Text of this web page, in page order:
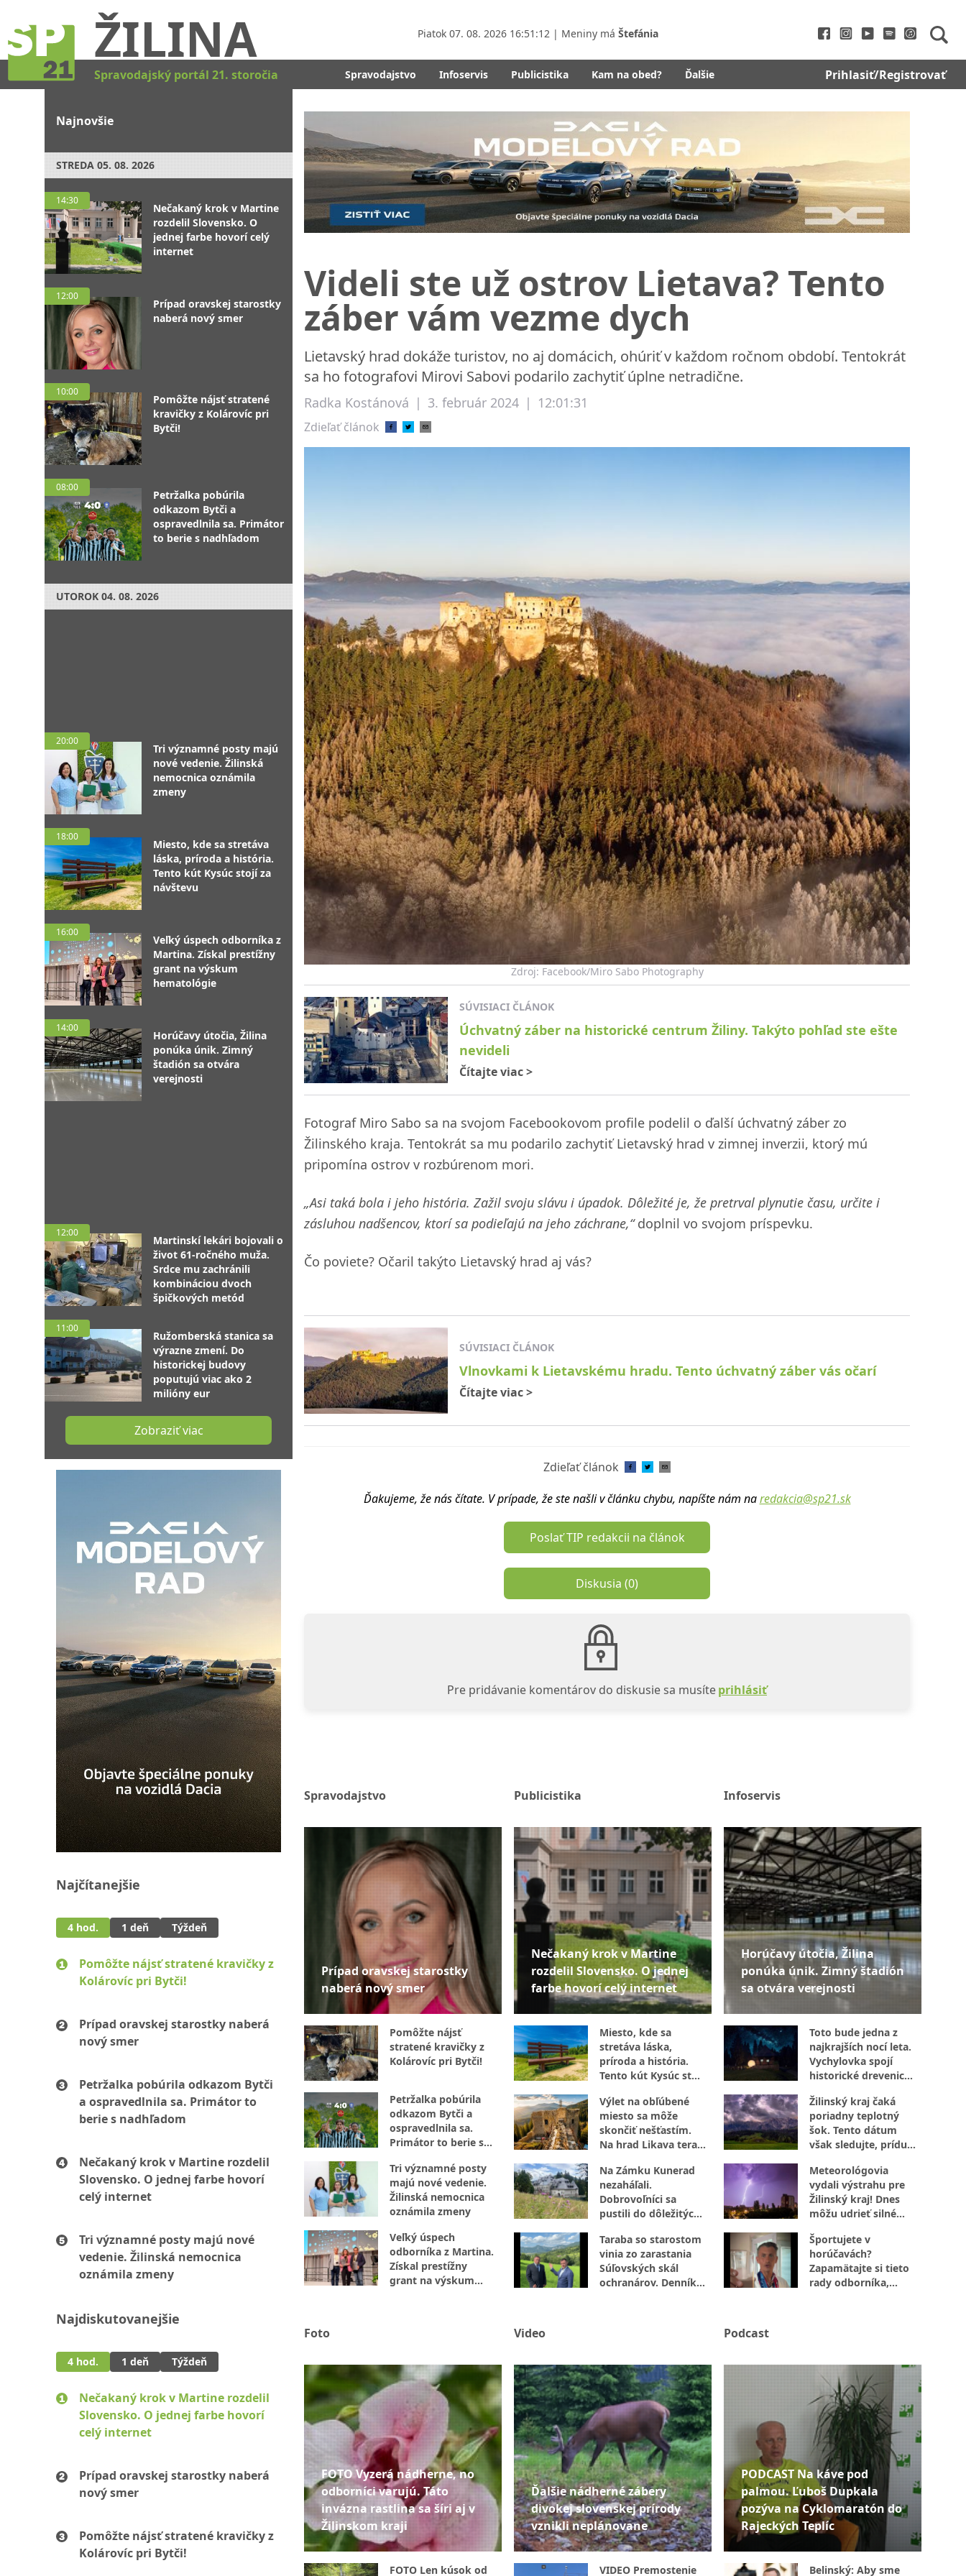
ŽILINA Piatok 07. 08. 2026 16:51:14 | Meniny má Štefánia
Spravodajský portál 21. storočia Spravodajstvo Infoservis Publicistika Kam na obed? Ďalšie Prihlasiť/Registrovať
Najnovšie
STREDA 05. 08. 2026
14:30
Nečakaný krok v Martine
rozdelil Slovensko. O
jednej farbe hovorí celý
internet
12:00
Prípad oravskej starostky
naberá nový smer
10:00
Pomôžte nájsť stratené
kravičky z Kolárovíc pri
Bytči!
08:00
Petržalka pobúrila
odkazom Bytči a
ospravedlnila sa. Primátor
to berie s nadhľadom
UTOROK 04. 08. 2026
20:00
Tri významné posty majú
nové vedenie. Žilinská
nemocnica oznámila
zmeny
18:00
Miesto, kde sa stretáva
láska, príroda a história.
Tento kút Kysúc stojí za
návštevu
16:00
Veľký úspech odborníka z
Martina. Získal prestížny
grant na výskum
hematológie
14:00
Horúčavy útočia, Žilina
ponúka únik. Zimný
štadión sa otvára
verejnosti
12:00
Martinskí lekári bojovali o
život 61-ročného muža.
Srdce mu zachránili
kombináciou dvoch
špičkových metód
11:00
Ružomberská stanica sa
výrazne zmení. Do
historickej budovy
poputujú viac ako 2
milióny eur
Zobraziť viac
Najčítanejšie
4 hod. 1 deň Týždeň
Pomôžte nájsť stratené kravičky z
Kolárovíc pri Bytči!
Prípad oravskej starostky naberá
nový smer
Petržalka pobúrila odkazom Bytči
a ospravedlnila sa. Primátor to
berie s nadhľadom
Nečakaný krok v Martine rozdelil
Slovensko. O jednej farbe hovorí
celý internet
Tri významné posty majú nové
vedenie. Žilinská nemocnica
oznámila zmeny
Najdiskutovanejšie
4 hod. 1 deň Týždeň
Nečakaný krok v Martine rozdelil
Slovensko. O jednej farbe hovorí
celý internet
Prípad oravskej starostky naberá
nový smer
Pomôžte nájsť stratené kravičky z
Kolárovíc pri Bytči!
Videli ste už ostrov Lietava? Tento
záber vám vezme dych
Lietavský hrad dokáže turistov, no aj domácich, ohúriť v každom ročnom období. Tentokrát
sa ho fotografovi Mirovi Sabovi podarilo zachytiť úplne netradične.
Radka Kostánová | 3. február 2024 | 12:01:31
Zdieľať článok
Zdroj: Facebook/Miro Sabo Photography
SÚVISIACI ČLÁNOK
Úchvatný záber na historické centrum Žiliny. Takýto pohľad ste ešte
nevideli
Čítajte viac>
Fotograf Miro Sabo sa na svojom Facebookovom profile podelil o ďalší úchvatný záber zo
Žilinského kraja. Tentokrát sa mu podarilo zachytiť Lietavský hrad v zimnej inverzii, ktorý mú
pripomína ostrov v rozbúrenom mori.
„Asi taká bola i jeho história. Zažil svoju slávu i úpadok. Dôležité je, že pretrval plynutie času, určite i
zásluhou nadšencov, ktorí sa podieľajú na jeho záchrane,“doplnil vo svojom príspevku.
Čo poviete? Očaril takýto Lietavský hrad aj vás?
SÚVISIACI ČLÁNOK
Vlnovkami k Lietavskému hradu. Tento úchvatný záber vás očarí
Čítajte viac>
Zdieľať článok
Ďakujeme, že nás čítate. V prípade, že ste našli v článku chybu, napíšte nám na redakcia@sp21.sk
Poslať TIP redakcii na článok
Diskusia (0)
Pre pridávanie komentárov do diskusie sa musíteprihlásiť
Spravodajstvo
Prípad oravskej starostky
naberá nový smer
Pomôžte nájsť
stratené kravičky z
Kolárovíc pri Bytči!
Petržalka pobúrila
odkazom Bytči a
ospravedlnila sa.
Primátor to berie s
Tri významné posty
majú nové vedenie.
Žilinská nemocnica
oznámila zmeny
Veľký úspech
odborníka z Martina.
Získal prestížny
grant na výskum
Publicistika
Nečakaný krok v Martine
rozdelil Slovensko. O jednej
farbe hovorí celý internet
Miesto, kde sa
stretáva láska,
príroda a história.
Tento kút Kysúc stojí
Výlet na obľúbené
miesto sa môže
skončiť nešťastím.
Na hrad Likava teraz
Na Zámku Kunerad
nezaháľali.
Dobrovoľníci sa
pustili do dôležitých
Taraba so starostom
vinia zo zarastania
Súľovských skál
ochranárov. Denník
Infoservis
Horúčavy útočia, Žilina
ponúka únik. Zimný štadión
sa otvára verejnosti
Toto bude jedna z
najkrajších nocí leta.
Vychylovka spojí
historické drevenice
Žilinský kraj čaká
poriadny teplotný
šok. Tento dátum
však sledujte, prídu
Meteorológovia
vydali výstrahu pre
Žilinský kraj! Dnes
môžu udrieť silné
krúpami
Športujete v
horúčavách?
Zapamätajte si tieto
rady odborníka,
Foto
FOTO Vyzerá nádherne, no
odborníci varujú. Táto
invázna rastlina sa šíri aj v
Žilinskom kraji
FOTO Len kúsok od
Video
Ďalšie nádherné zábery
divokej slovenskej prírody
vznikli neplánovane
VIDEO Premostenie
Podcast
PODCAST Na káve pod
palmou. Ľuboš Dupkala
pozýva na Cyklomaratón do
Rajeckých Teplíc
Belinský: Aby sme